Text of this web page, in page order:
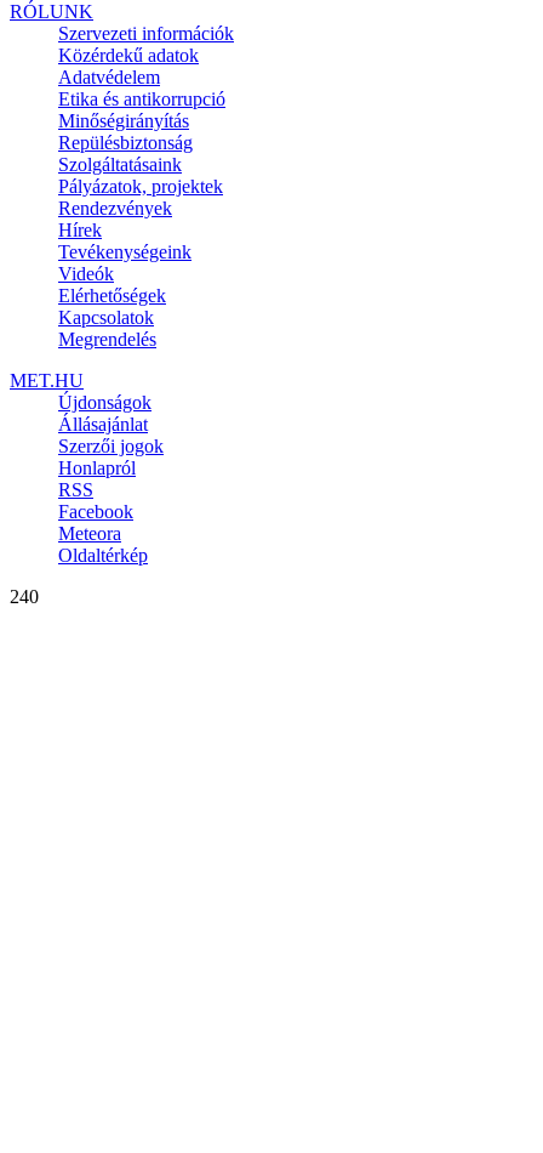
RÓLUNK
Szervezeti információk
Közérdekű adatok
Adatvédelem
Etika és antikorrupció
Minőségirányítás
Repülésbiztonság
Szolgáltatásaink
Pályázatok, projektek
Rendezvények
Hírek
Tevékenységeink
Videók
Elérhetőségek
Kapcsolatok
Megrendelés
MET.HU
Újdonságok
Állásajánlat
Szerzői jogok
Honlapról
RSS
Facebook
Meteora
Oldaltérkép
240